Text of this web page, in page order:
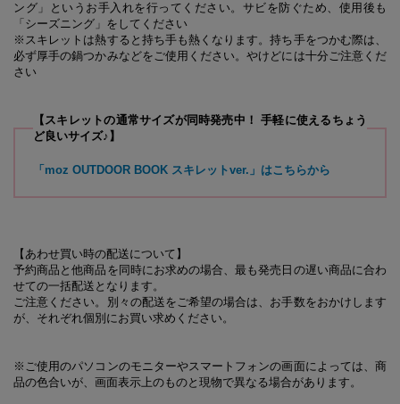
ング」というお手入れを行ってください。サビを防ぐため、使用後も
「シーズニング」をしてください
※スキレットは熱すると持ち手も熱くなります。持ち手をつかむ際は、
必ず厚手の鍋つかみなどをご使用ください。やけどには十分ご注意くだ
さい
【スキレットの通常サイズが同時発売中！ 手軽に使えるちょう
ど良いサイズ♪】
「moz OUTDOOR BOOK スキレットver.」はこちらから
【あわせ買い時の配送について】
予約商品と他商品を同時にお求めの場合、最も発売日の遅い商品に合わ
せての一括配送となります。
ご注意ください。別々の配送をご希望の場合は、お手数をおかけします
が、それぞれ個別にお買い求めください。
※ご使用のパソコンのモニターやスマートフォンの画面によっては、商
品の色合いが、画面表示上のものと現物で異なる場合があります。